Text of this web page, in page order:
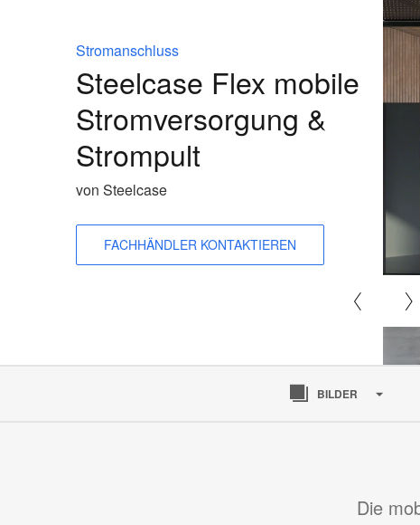
Stromanschluss
Steelcase Flex mobile
Stromversorgung &
Strompult
von Steelcase
FACHHÄNDLER KONTAKTIEREN
BILDER
Die